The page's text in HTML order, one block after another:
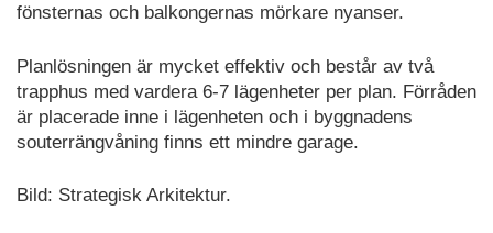
fönsternas och balkongernas mörkare nyanser.
Planlösningen är mycket effektiv och består av två
trapphus med vardera 6-7 lägenheter per plan. Förråden
är placerade inne i lägenheten och i byggnadens
souterrängvåning finns ett mindre garage.
Bild: Strategisk Arkitektur.